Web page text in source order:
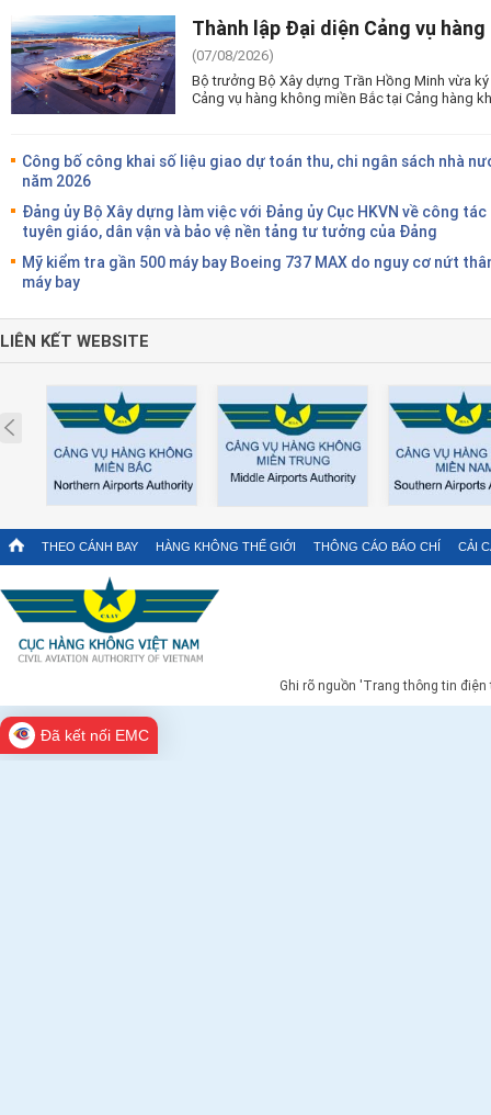
Thành lập Đại diện Cảng vụ
(07/08/2026)
Bộ trưởng Bộ Xây dựng Trần Hồng Minh vừa
Cảng vụ hàng không miền Bắc tại Cảng hàng
Công bố công khai số liệu giao dự toán thu, chi ngân sách nhà
năm 2026
Đảng ủy Bộ Xây dựng làm việc với Đảng ủy Cục HKVN về công tác
tuyên giáo, dân vận và bảo vệ nền tảng tư tưởng của Đảng
Mỹ kiểm tra gần 500 máy bay Boeing 737 MAX do nguy cơ nứt
máy bay
LIÊN KẾT WEBSITE
Prev
THEO CÁNH BAY HÀNG KHÔNG THẾ GIỚI THÔNG CÁO BÁO CHÍ CẢI
Ghi rõ nguồn 'Trang thông tin
Đã kết nối EMC